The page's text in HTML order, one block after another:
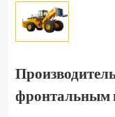
фронтальным